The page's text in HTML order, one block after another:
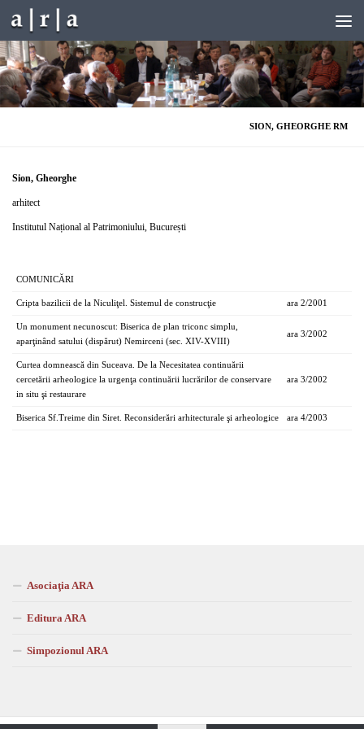
Skip to content
SION, GHEORGHE RM
Sion, Gheorghe
arhitect
Institutul Național al Patrimoniului, București
COMUNICĂRI
Cripta bazilicii de la Niculiţel. Sistemul de construcţie ara 2/2001
Un monument necunoscut: Biserica de plan triconc simplu,
aparţinând satului (dispărut) Nemirceni (sec. XIV-XVIII)
ara 3/2002
Curtea domnească din Suceava. De la Necesitatea continuării
cercetării arheologice la urgenţa continuării lucrărilor de conservare
in situ şi restaurare
ara 3/2002
Biserica Sf.Treime din Siret. Reconsiderări arhitecturale şi arheologice ara 4/2003
Asociaţia ARA
Editura ARA
Simpozionul ARA